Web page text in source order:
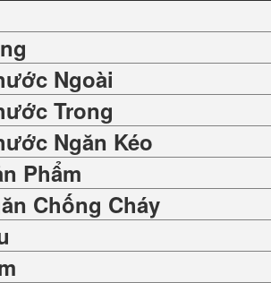
Ngoài
Trong
Ngăn Kéo
Phẩm
Chống Cháy